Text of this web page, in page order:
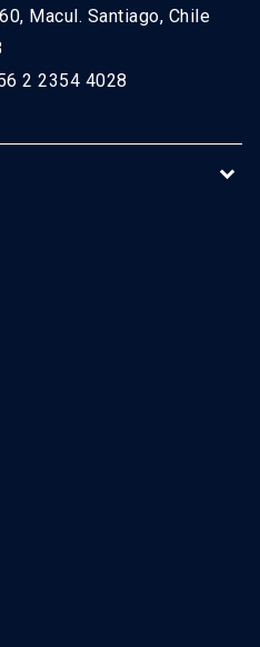
Macul. Santiago, Chile
2 2354 4028